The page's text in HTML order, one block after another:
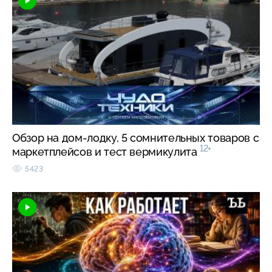
Обзор на дом-лодку, 5 сомнительных товаров с
маркетплейсов и тест вермикулита 12+
5423